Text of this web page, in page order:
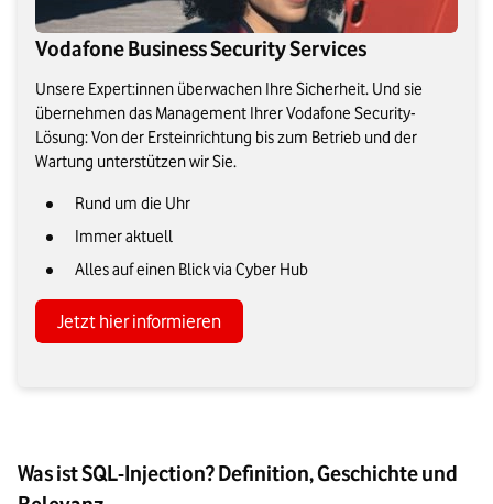
Vodafone Business Security Services
Unsere Expert:innen überwachen Ihre Sicherheit. Und sie
übernehmen das Management Ihrer Vodafone Security-
Lösung: Von der Ersteinrichtung bis zum Betrieb und der
Wartung unterstützen wir Sie.
Rund um die Uhr
Immer aktuell
Alles auf einen Blick via Cyber Hub
Jetzt hier informieren
Was ist SQL-Injection? Definition, Geschichte und